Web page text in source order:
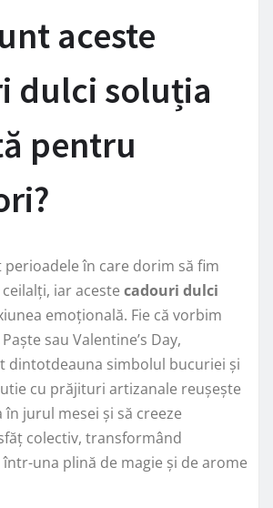
aceste
dulci soluția
pentru
în care dorim să fim
iar aceste cadouri dulci
emoțională. Fie că vorbim
sau Valentine’s Day,
dintotdeauna simbolul bucuriei și
cu prăjituri artizanale reușește
în jurul mesei și să creeze
colectiv, transformând
una plină de magie și de arome